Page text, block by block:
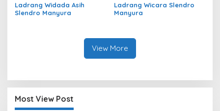
Ladrang Widada Asih
Slendro Manyura
Ladrang Wicara Slendro
Manyura
View More
Most View Post